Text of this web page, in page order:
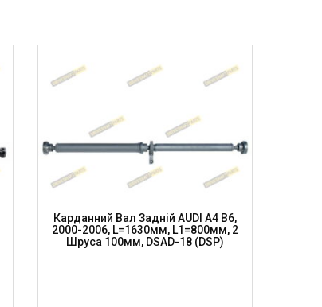
Карданний Вал Задній AUDI A4 B6,
2000-2006, L=1630мм, L1=800мм, 2
Шруса 100мм, DSAD-18 (DSP)